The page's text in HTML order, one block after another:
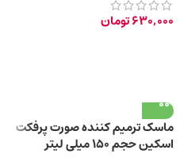
630,000تومان
ماسک ترمیم کننده صورت پرفکت
اسکین حجم ۱۵۰ میلی لیتر